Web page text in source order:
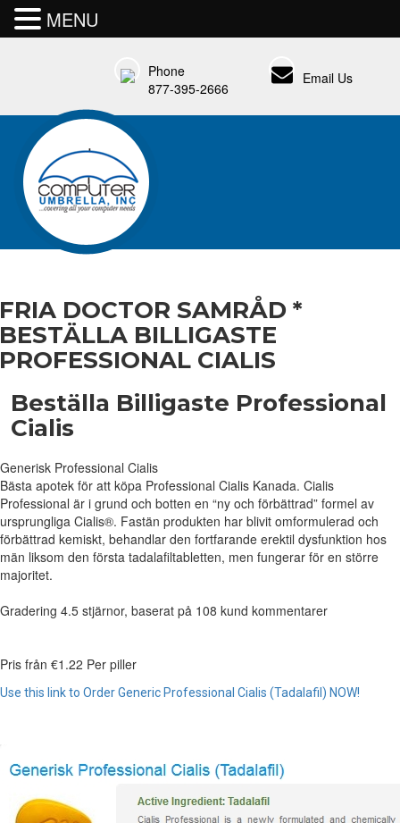
Email Us
Phone
877-395-2666
FRIA DOCTOR SAMRÅD *
BESTÄLLA BILLIGASTE
PROFESSIONAL CIALIS
Beställa Billigaste Professional
Cialis
Generisk Professional Cialis
Bästa apotek för att köpa Professional Cialis Kanada. Cialis
Professional är i grund och botten en “ny och förbättrad” formel av
ursprungliga Cialis®. Fastän produkten har blivit omformulerad och
förbättrad kemiskt, behandlar den fortfarande erektil dysfunktion hos
män liksom den första tadalafiltabletten, men fungerar för en större
majoritet.
Gradering 4.5 stjärnor, baserat på 108 kund kommentarer
Pris från €1.22 Per piller
Use this link to Order Generic Professional Cialis (Tadalafil) NOW!
MENU